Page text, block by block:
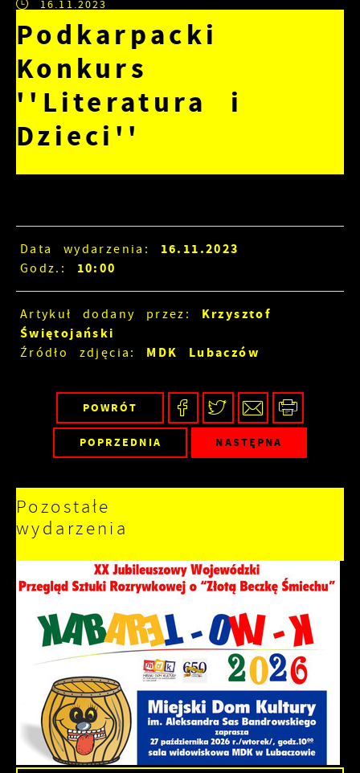
16.11.2023
Podkarpacki
Konkurs
''Literatura i
Dzieci''
Data wydarzenia: 16.11.2023
Godz.: 10:00
Artykuł dodany przez: Krzysztof
Świętojański
Źródło zdjęcia: MDK Lubaczów
POWRÓT
POPRZEDNIA NASTĘPNA
Pozostałe
wydarzenia